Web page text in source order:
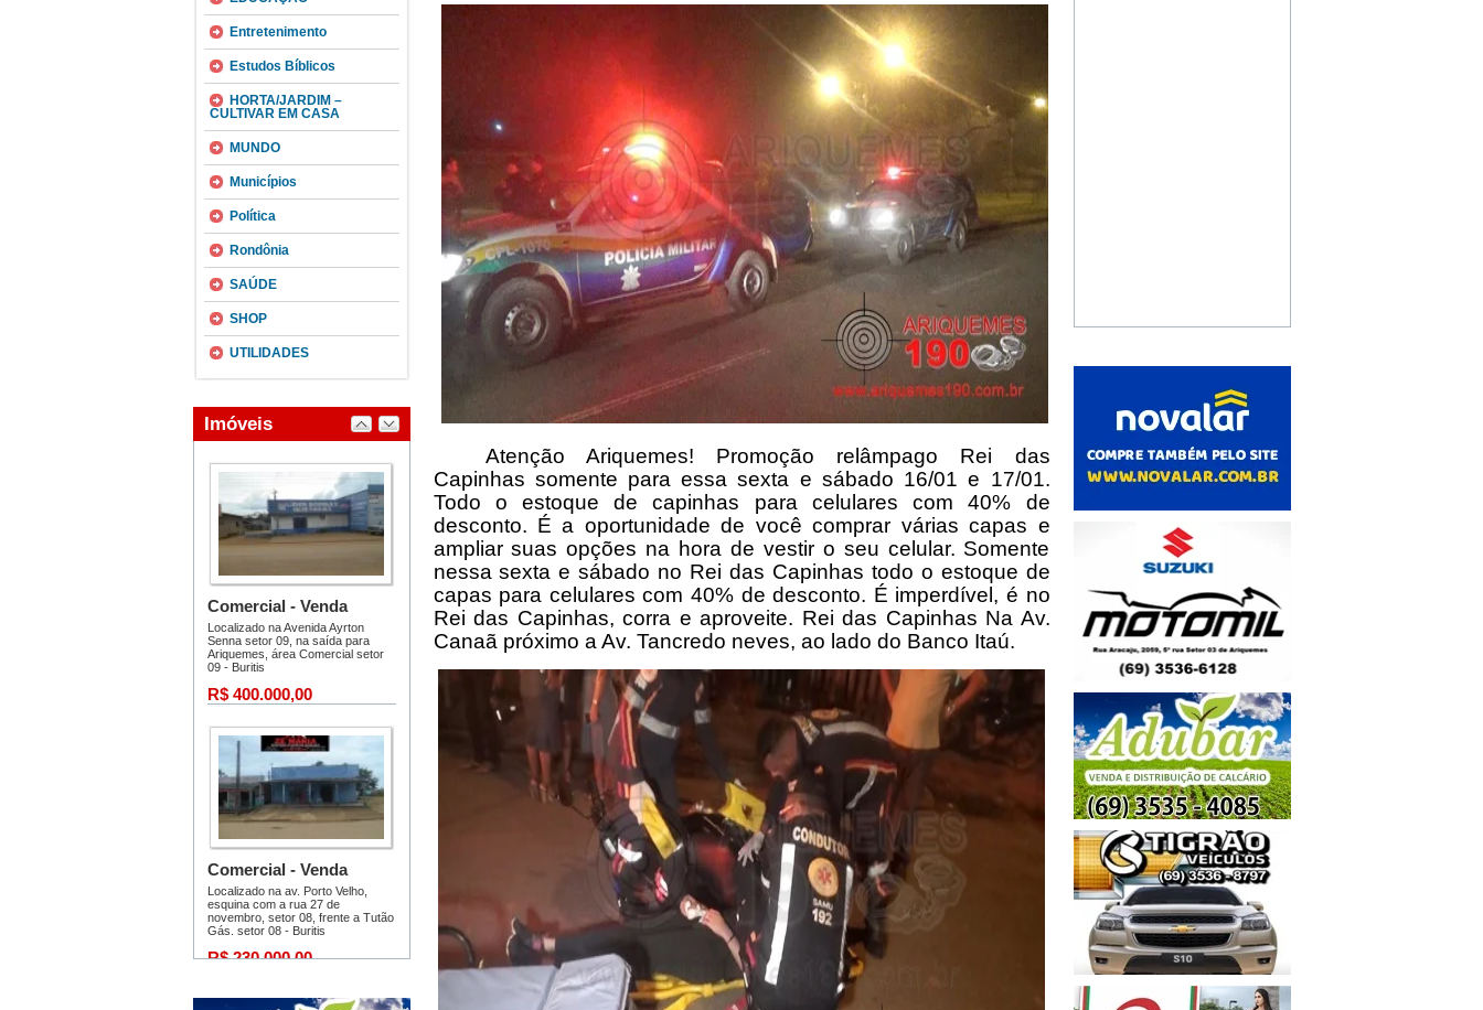
Entretenimento
Estudos Bíblicos
HORTA/JARDIM –
CULTIVAR EM CASA
MUNDO
Municípios
Política
Rondônia
SAÚDE
SHOP
UTILIDADES
Atenção Ariquemes! Promoção relâmpago Rei das
Capinhas somente para essa sexta e sábado 16/01 e 17/01.
Todo o estoque de capinhas para celulares com 40% de
desconto. É a oportunidade de você comprar várias capas e
ampliar suas opções na hora de vestir o seu celular. Somente
nessa sexta e sábado no Rei das Capinhas todo o estoque de
capas para celulares com 40% de desconto. É imperdível, é no
Rei das Capinhas, corra e aproveite. Rei das Capinhas Na Av.
Canaã próximo a Av. Tancredo neves, ao lado do Banco Itaú.